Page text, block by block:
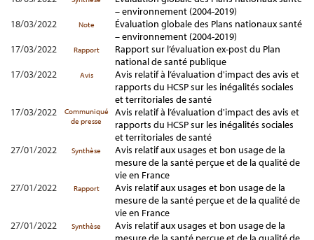
– environnement (2004-2019)
18/03/2022
Note
Évaluation globale des Plans nationaux santé
– environnement (2004-2019)
17/03/2022
Rapport
Rapport sur l’évaluation ex-post du Plan
national de santé publique
17/03/2022
Avis
Avis relatif à l’évaluation d'impact des avis et
rapports du HCSP sur les inégalités sociales
et territoriales de santé
17/03/2022
Communiqué
de presse
Avis relatif à l’évaluation d'impact des avis et
rapports du HCSP sur les inégalités sociales
et territoriales de santé
27/01/2022
Synthèse
Avis relatif aux usages et bon usage de la
mesure de la santé perçue et de la qualité de
vie en France
27/01/2022
Rapport
Avis relatif aux usages et bon usage de la
mesure de la santé perçue et de la qualité de
vie en France
27/01/2022
Synthèse
Avis relatif aux usages et bon usage de la